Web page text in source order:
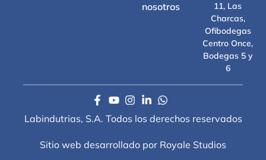
nosotros
11, Las
Charcas,
Ofibodegas
Centro Once,
Bodegas 5 y
6
Labindutrias, S.A. Todos los derechos reservados
Sitio web desarrollado por Royale Studios